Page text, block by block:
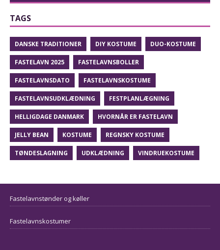
TAGS
DANSKE TRADITIONER DIY KOSTUME DUO-KOSTUME
FASTELAVN 2025 FASTELAVNSBOLLER
FASTELAVNSDATO FASTELAVNSKOSTUME
FASTELAVNSUDKLÆDNING FESTPLANLÆGNING
HELLIGDAGE DANMARK HVORNÅR ER FASTELAVN
JELLY BEAN KOSTUME REGNSKY KOSTUME
TØNDESLAGNING UDKLÆDNING VINDRUEKOSTUME
Fastelavnstønder og køller
Fastelavnskostumer